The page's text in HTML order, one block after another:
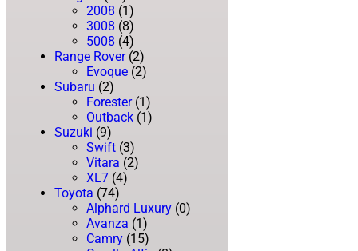
2008 (1)
3008 (8)
5008 (4)
Range Rover (2)
Evoque (2)
Subaru (2)
Forester (1)
Outback (1)
Suzuki (9)
Swift (3)
Vitara (2)
XL7 (4)
Toyota (74)
Alphard Luxury (0)
Avanza (1)
Camry (15)